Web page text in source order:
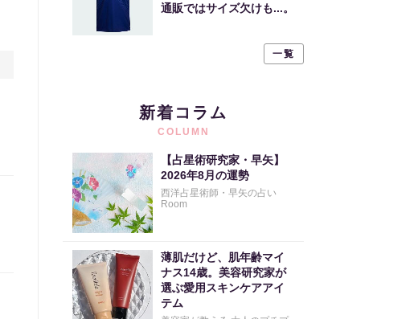
通販ではサイズ欠けも...。
一覧
新着コラム
COLUMN
【占星術研究家・早矢】
2026年8月の運勢
西洋占星術師・早矢の占い
Room
薄肌だけど、肌年齢マイ
ナス14歳。美容研究家が
選ぶ愛用スキンケアアイ
テム